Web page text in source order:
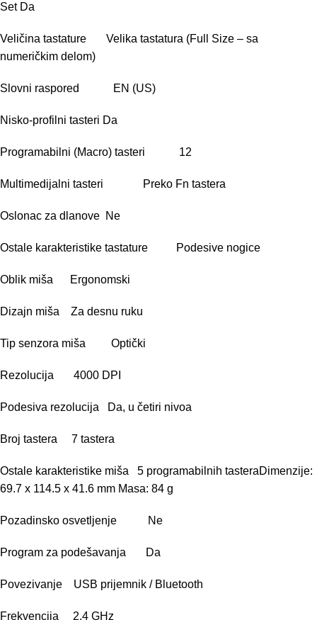
Set Da
Veličina tastature Velika tastatura (Full Size – sa
numeričkim delom)
Slovni raspored EN (US)
Nisko-profilni tasteri Da
Programabilni (Macro) tasteri 12
Multimedijalni tasteri Preko Fn tastera
Oslonac za dlanove Ne
Ostale karakteristike tastature Podesive nogice
Oblik miša Ergonomski
Dizajn miša Za desnu ruku
Tip senzora miša Optički
Rezolucija 4000 DPI
Podesiva rezolucija Da, u četiri nivoa
Broj tastera 7 tastera
Ostale karakteristike miša 5 programabilnih tasteraDimenzije:
69.7 x 114.5 x 41.6 mm Masa: 84 g
Pozadinsko osvetljenje Ne
Program za podešavanja Da
Povezivanje USB prijemnik / Bluetooth
Frekvencija 2.4 GHz